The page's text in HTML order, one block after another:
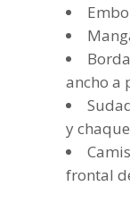
ancho a
y
frontal